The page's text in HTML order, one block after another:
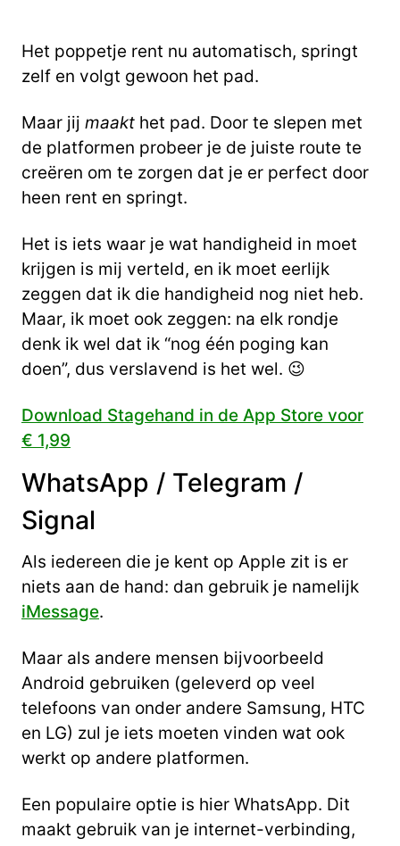
Het poppetje rent nu automatisch, springt
zelf en volgt gewoon het pad.
Maar jij maakt het pad. Door te slepen met
de platformen probeer je de juiste route te
creëren om te zorgen dat je er perfect door
heen rent en springt.
Het is iets waar je wat handigheid in moet
krijgen is mij verteld, en ik moet eerlijk
zeggen dat ik die handigheid nog niet heb.
Maar, ik moet ook zeggen: na elk rondje
denk ik wel dat ik “nog één poging kan
doen”, dus verslavend is het wel. 😉
Download Stagehand in de App Store voor
€ 1,99
WhatsApp / Telegram /
Signal
Als iedereen die je kent op Apple zit is er
niets aan de hand: dan gebruik je namelijk
iMessage.
Maar als andere mensen bijvoorbeeld
Android gebruiken (geleverd op veel
telefoons van onder andere Samsung, HTC
en LG) zul je iets moeten vinden wat ook
werkt op andere platformen.
Een populaire optie is hier WhatsApp. Dit
maakt gebruik van je internet-verbinding,